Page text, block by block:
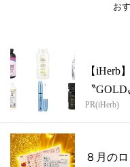
お
【iHerb
〝
PR(iHerb)
８月の